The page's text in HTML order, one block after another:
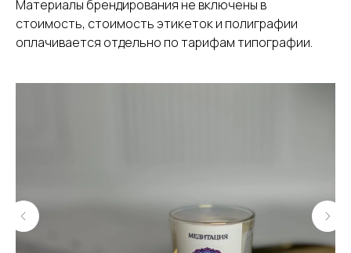
Материалы брендирования не включены в
стоимость, стоимость этикеток и полиграфии
оплачивается отдельно по тарифам типографии.